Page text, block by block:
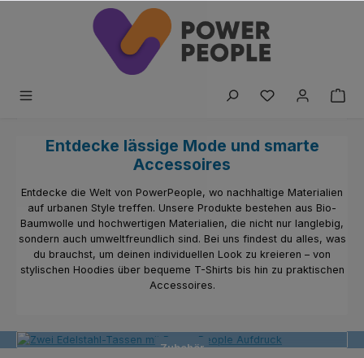
Zum Hauptinhalt springen
Du hast 0
POWERPEOPLE
Entdecke lässige Mode und smarte
Accessoires
Entdecke die Welt von PowerPeople, wo nachhaltige Materialien
auf urbanen Style treffen. Unsere Produkte bestehen aus Bio-
Baumwolle und hochwertigen Materialien, die nicht nur langlebig,
sondern auch umweltfreundlich sind. Bei uns findest du alles, was
du brauchst, um deinen individuellen Look zu kreieren – von
stylischen Hoodies über bequeme T-Shirts bis hin zu praktischen
Accessoires.
Kleidung
Zubehör